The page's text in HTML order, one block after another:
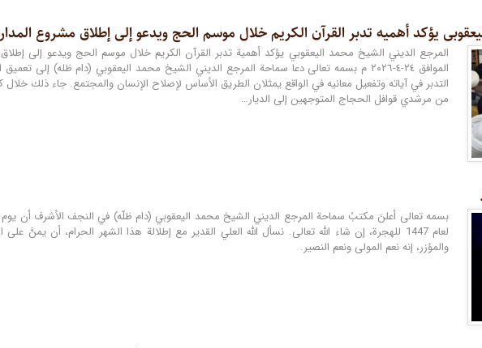
یؤکد أهمیه تدبر القرآن الکریم خلال موسم الحج ویدعو إلى إطلاق مشروع
الموافق ٢٤-٤-٢٠٢٦ م بسمه تعالى دعا سماحة المرجع الديني الشيخ محمد اليعقوبي (دام ظله) إلى
التدبر في آياته وتفعيل معانيه في الواقع يمثلان الطريق الأساس لإصلاح الإنسان والمجتمع. جاء ذلك
من مرشدي قوافل الحجاج المتوجهين إلى الديار…
لعام 1447 للهجرة، إن شاء الله تعالى. نسأل الله العلي القدير مع إطلالة هذا الشهر الحرام، أن
والمؤزر، إنه نعم المولى ونعم النصير.